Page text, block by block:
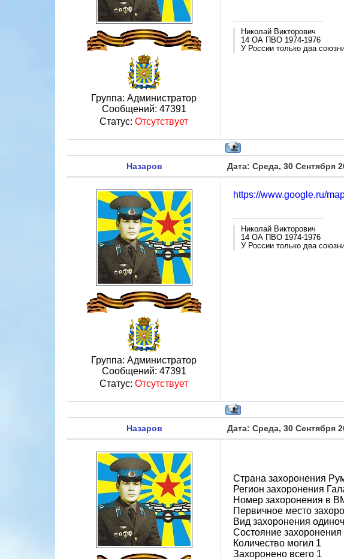
Группа: Администратор
Сообщений: 47391
Статус: Отсутствует
Николай Викторович
14 ОА ПВО 1974-1976
У России только два
Назаров Дата: Среда, 30 Сентября
Группа: Администратор
Сообщений: 47391
Статус: Отсутствует
https://www.google.ru/
Николай Викторович
14 ОА ПВО 1974-1976
У России только два
Назаров Дата: Среда, 30 Сентября
Страна захоронения
Регион захоронения
Номер захоронения в
Первичное место
Вид захоронения
Состояние захоронения
Количество могил 1
Захоронено всего 1